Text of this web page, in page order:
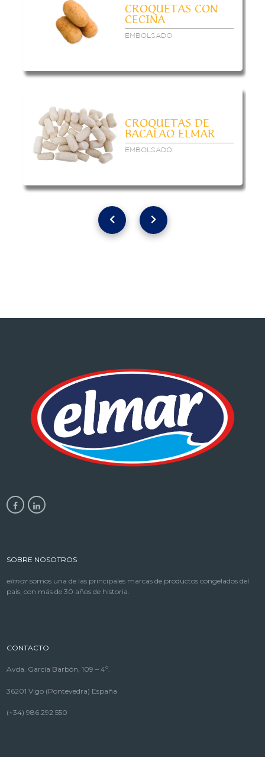
CROQUETAS CON
CECINA
EMBOLSADO
CROQUETAS DE
BACALAO ELMAR
EMBOLSADO
SOBRE NOSOTROS
elmar somos una de las principales marcas de productos congelados del
país, con más de 30 años de historia.
CONTACTO
Avda. García Barbón, 109 – 4º.
36201 Vigo (Pontevedra) España
(+34) 986 292 550